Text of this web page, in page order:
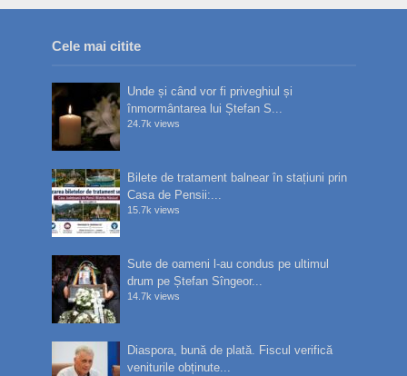
Cele mai citite
Unde și când vor fi priveghiul și
înmormântarea lui Ștefan S...
24.7k views
Bilete de tratament balnear în stațiuni prin
Casa de Pensii:...
15.7k views
Sute de oameni l-au condus pe ultimul
drum pe Ștefan Sîngeor...
14.7k views
Diaspora, bună de plată. Fiscul verifică
veniturile obținute...